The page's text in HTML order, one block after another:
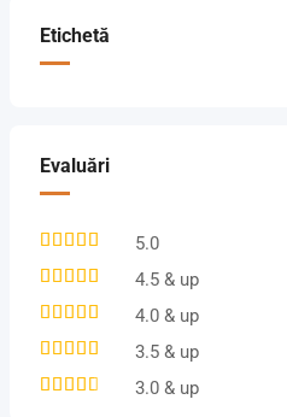
Продам очень
Etichetă
Evaluări
5.0
4.5 & up
4.0 & up
3.5 & up
3.0 & up